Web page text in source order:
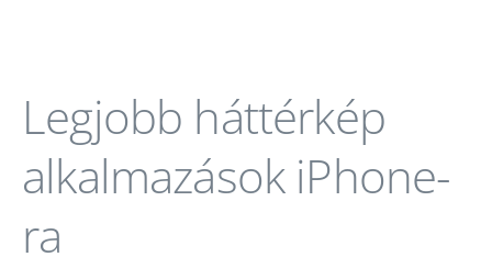
Legjobb háttérkép
alkalmazások iPhone-
ra